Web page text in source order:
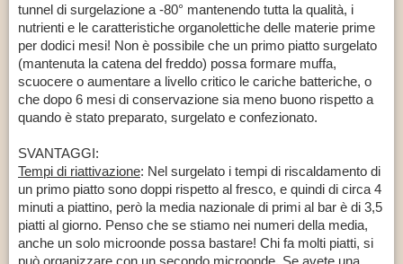
tunnel di surgelazione a -80° mantenendo tutta la qualità, i
nutrienti e le caratteristiche organolettiche delle materie prime
per dodici mesi! Non è possibile che un primo piatto surgelato
(mantenuta la catena del freddo) possa formare muffa,
scuocere o aumentare a livello critico le cariche batteriche, o
che dopo 6 mesi di conservazione sia meno buono rispetto a
quando è stato preparato, surgelato e confezionato.
SVANTAGGI:
Tempi di riattivazione: Nel surgelato i tempi di riscaldamento di
un primo piatto sono doppi rispetto al fresco, e quindi di circa 4
minuti a piattino, però la media nazionale di primi al bar è di 3,5
piatti al giorno. Penso che se stiamo nei numeri della media,
anche un solo microonde possa bastare! Chi fa molti piatti, si
può organizzare con un secondo microonde. Se avete una